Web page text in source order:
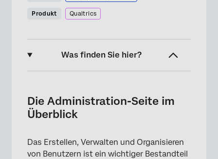
Produkt Qualtrics
Was finden Sie hier?
Admin-Bericht
Projekte
Benutzer
Die Administration-Seite im
Überblick
Das Erstellen, Verwalten und Organisieren
von Benutzern ist ein wichtiger Bestandteil